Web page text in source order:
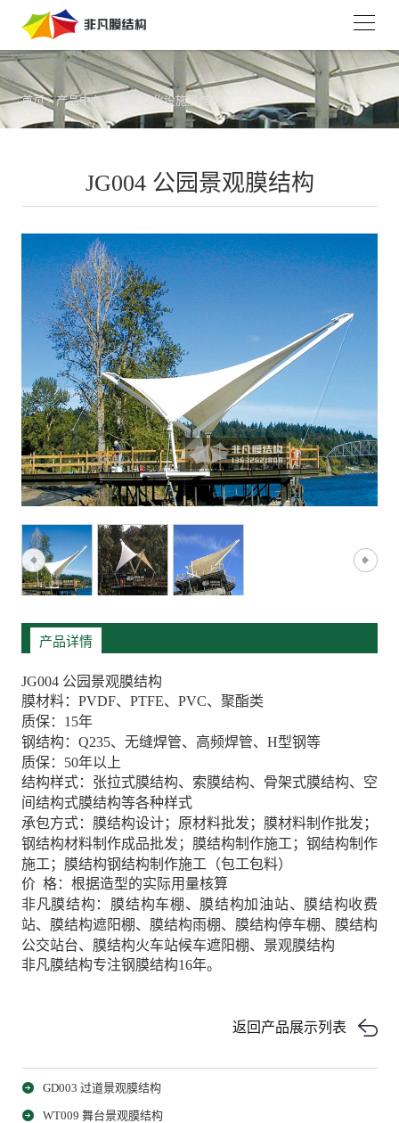
首页>产品中心 景观/文化设施膜结构
JG004 公园景观膜结构
产品详情
JG004 公园景观膜结构
膜材料：PVDF、PTFE、PVC、聚酯类
质保：15年
钢结构：Q235、无缝焊管、高频焊管、H型钢等
质保：50年以上
结构样式：张拉式膜结构、索膜结构、骨架式膜结构、空
间结构式膜结构等各种样式
承包方式：膜结构设计；原材料批发；膜材料制作批发；
钢结构材料制作成品批发；膜结构制作施工；钢结构制作
施工；膜结构钢结构制作施工（包工包料）
价 格：根据造型的实际用量核算
非凡膜结构：膜结构车棚、膜结构加油站、膜结构收费
站、膜结构遮阳棚、膜结构雨棚、膜结构停车棚、膜结构
公交站台、膜结构火车站候车遮阳棚、景观膜结构
非凡膜结构专注钢膜结构16年。
返回产品展示列表
GD003 过道景观膜结构
WT009 舞台景观膜结构